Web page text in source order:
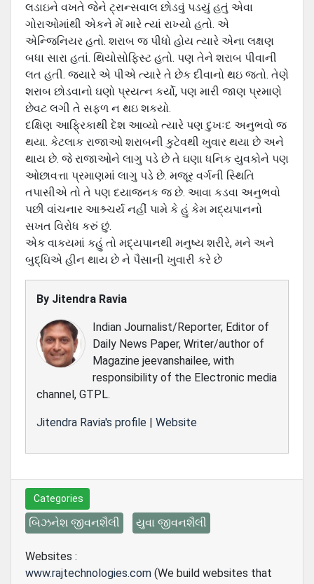
લડાઇને વખતે જેને ટ્રાન્‍સવાલ છોડવું પડયું હતું એવા
ગોરાઓમાંથી એકને મેં મારે ત્‍યાં રાખ્‍યો હતો. એ
એન્જિનિયર હતો. શરાબ જ પીધો હોય ત્‍યારે એના લક્ષણ
બધા સારા હતાં. થિયોસોફિસ્‍ટ હતો. પણ તેને શરાબ પીવાની
લત હતી. જયારે એ પીએ ત્‍યારે તે છેક દીવાનો થઇ જતો. તેણે
શરાબ છોડવાનો ઘણો પ્રયત્‍ન કર્યો, પણ મારી જાણ પ્રમાણે
છેવટ લગી તે સફળ ન થઇ શકયો.
દક્ષિ‍ણ આફ્રિકાથી દેશ આવ્‍યો ત્‍યારે પણ દુખઃદ અનુભવો જ
થયા. કેટલાક રાજાઓ શરાબની કુટેવથી ખુવાર થયા છે અને
થાય છે. જે રાજાઓને લાગુ પડે છે તે ઘણા ધનિક યુવકોને પણ
ઓછાવત્તા પ્રમાણમાં લાગુ પડે છે. મજૂર વર્ગની સ્થિતિ
તપાસીએ તો તે પણ દયાજનક જ છે. આવા કડવા અનુભવો
પછી વાંચનાર આશ્ર્ચર્ય નહીં પામે કે હું કેમ મદ્યપાનનો
સખત વિરોધ કરું છું.
એક વાકયમાં કહું તો મદ્યપાનથી મનુષ્‍ય શરીરે, મને અને
બુદ્ઘિએ હીન થાય છે ને પૈસાની ખુવારી કરે છે
By Jitendra Ravia
Indian Journalist/Reporter, Editor of
Daily News Paper, Writer/author of
Magazine jeevanshailee, with
responsibility of the Electronic media
channel, GTPL.
Jitendra Ravia's profile | Website
Categories
બિઝનેશ જીવનશૈલી યુવા જીવનશૈલી
Websites :
www.rajtechnologies.com (We build websites that